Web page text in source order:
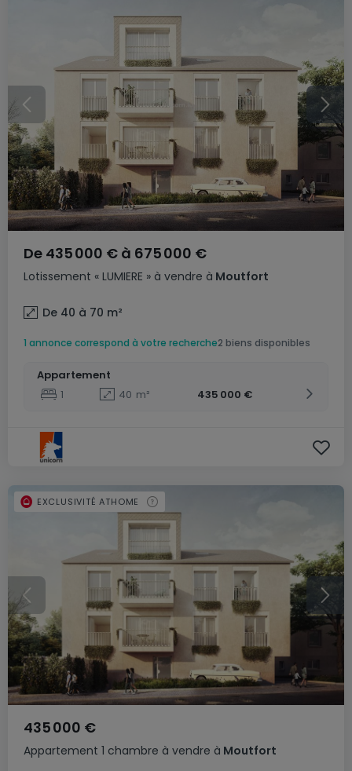
Lotissement « LUMIERE » à vendre à Moutfort
De 435 000 € à 675 000 €
De 40 à 70 m²
1 annonce correspond à votre recherche2 biens disponibles
Appartement
1
40 m² 435 000 €
Appartement 1 chambre à vendre à Moutfort
435 000 €
EXCLUSIVITÉ ATHOME